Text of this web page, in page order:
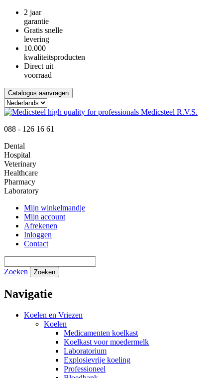
2 jaar
garantie
Gratis snelle
levering
10.000
kwaliteitsproducten
Direct uit
voorraad
Catalogus aanvragen
088 - 126 16 61
Dental
Hospital
Veterinary
Healthcare
Pharmacy
Laboratory
Mijn winkelmandje
Mijn account
Afrekenen
Inloggen
Contact
Zoeken Zoeken
Navigatie
Koelen en Vriezen
Koelen
Medicamenten koelkast
Koelkast voor moedermelk
Laboratorium
Explosievrije koeling
Professioneel